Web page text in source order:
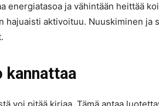
energiatasoa ja vähintään heittää
hajuaisti aktivoituu. Nuuskiminen
kannattaa